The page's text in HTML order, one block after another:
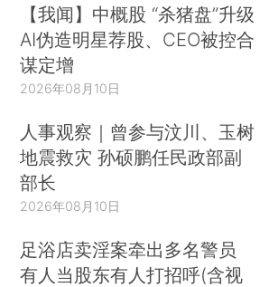
【我闻】中概股 “杀猪盘”升级
AI伪造明星荐股、CEO被控合
谋定增
2026年08月10日
人事观察｜曾参与汶川、玉树
地震救灾 孙硕鹏任民政部副
部长
2026年08月10日
足浴店卖淫案牵出多名警员
有人当股东有人打招呼(含视